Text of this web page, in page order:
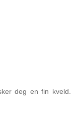
deg en fin kveld.